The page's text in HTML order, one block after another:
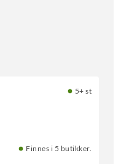
5+ st
Finnes i 5 butikker.